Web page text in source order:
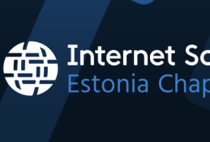
Internet on inimõigus!